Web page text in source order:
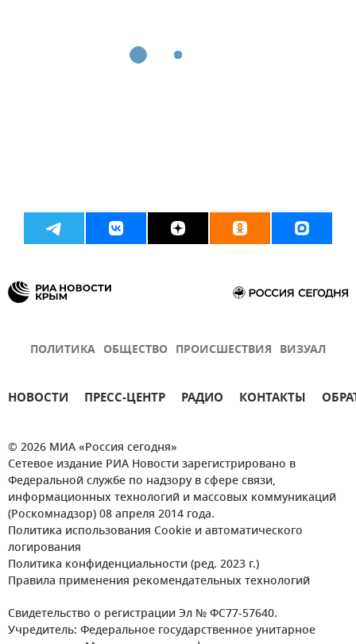
ПОЛИТИКА ОБЩЕСТВО ПРОИСШЕСТВИЯ ВИЗУАЛ
НОВОСТИ ПРЕСС-ЦЕНТР РАДИО КОНТАКТЫ
© 2026 МИА «Россия сегодня»
Сетевое издание РИА Новости зарегистрировано в
Федеральной службе по надзору в сфере связи,
информационных технологий и массовых коммуникаций
(Роскомнадзор) 08 апреля 2014 года.
Политика использования Cookie и автоматического
логирования
Политика конфиденциальности (ред. 2023 г.)
Правила применения рекомендательных технологий
Свидетельство о регистрации Эл № ФС77-57640.
Учредитель: Федеральное государственное унитарное